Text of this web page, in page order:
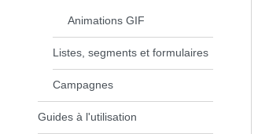
Animations GIF
Listes, segments et formulaires
Campagnes
Guides à l'utilisation